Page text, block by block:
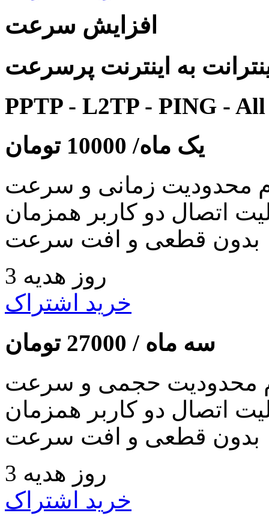
افزایش سرعت
به اینترنت پرسرعت
PPTP - L2TP - PING -
یک ماه/ 10000 تومان
محدودیت زمانی و سرعت
اتصال دو کاربر همزمان
بدون قطعی و افت سرعت
3 روز هدیه
خرید اشتراک
سه ماه / 27000 تومان
محدودیت حجمی و سرعت
اتصال دو کاربر همزمان
بدون قطعی و افت سرعت
3 روز هدیه
خرید اشتراک